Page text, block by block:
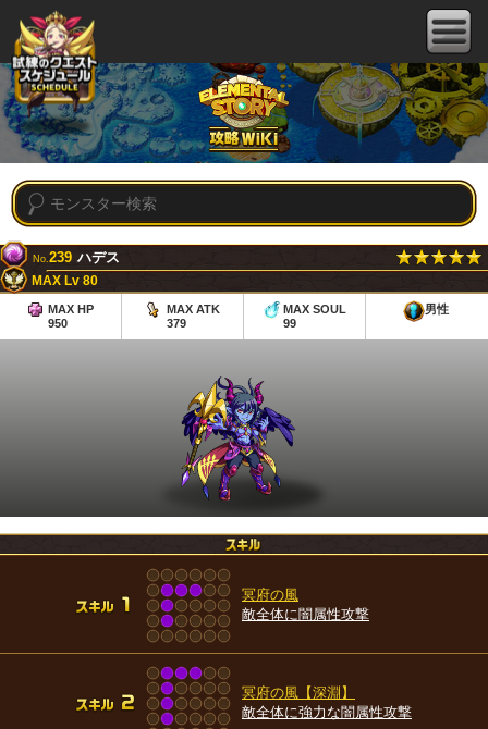
No.239 ハデス
MAX Lv 80
MAX HP
950
MAX ATK
379
MAX SOUL
99
男性
冥府の風
敵全体に闇属性攻撃
冥府の風【深淵】
敵全体に強力な闇属性攻撃